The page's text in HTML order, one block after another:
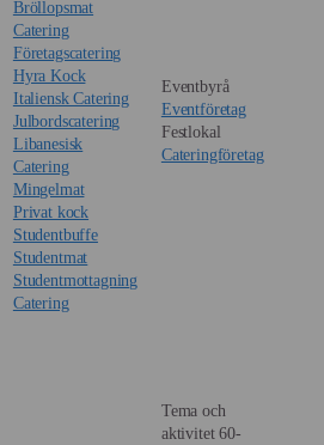
Bröllopsmat
Catering
Företagscatering
Hyra Kock
Italiensk Catering
Julbordscatering
Libanesisk
Catering
Mingelmat
Privat kock
Studentbuffe
Studentmat
Studentmottagning
Catering
Eventbyrå
Eventföretag
Festlokal
Cateringföretag
Tema och
aktivitet 60-